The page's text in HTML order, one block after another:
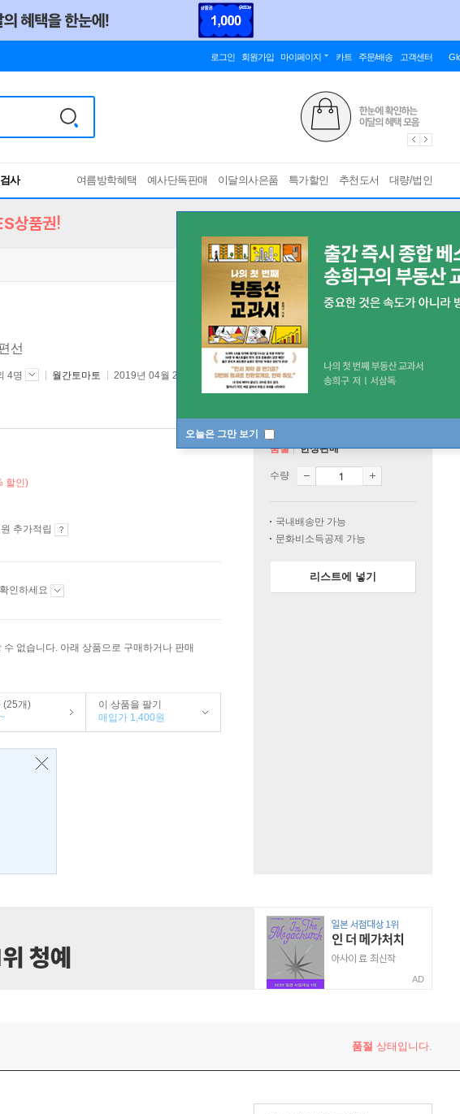
로그인 회원가입 마이페이지 카트 주문/배송 고객센터
사
여름방학혜택 예사단독판매 이달의사은품 특가할인 추천도서 대량/법인
오늘은 그만 보기
상품권!
선
4명 월간토마토 2019년 04월 25일
할인)
추가적립
인하세요
수 없습니다. 아래 상품으로 구매하거나 판매
(25개)
이 상품을 팔기
매입가 1,400원
품절 한정판매
수량
국내배송만 가능
문화비소득공제 가능
리스트에 넣기
AD
품절 상태입니다.